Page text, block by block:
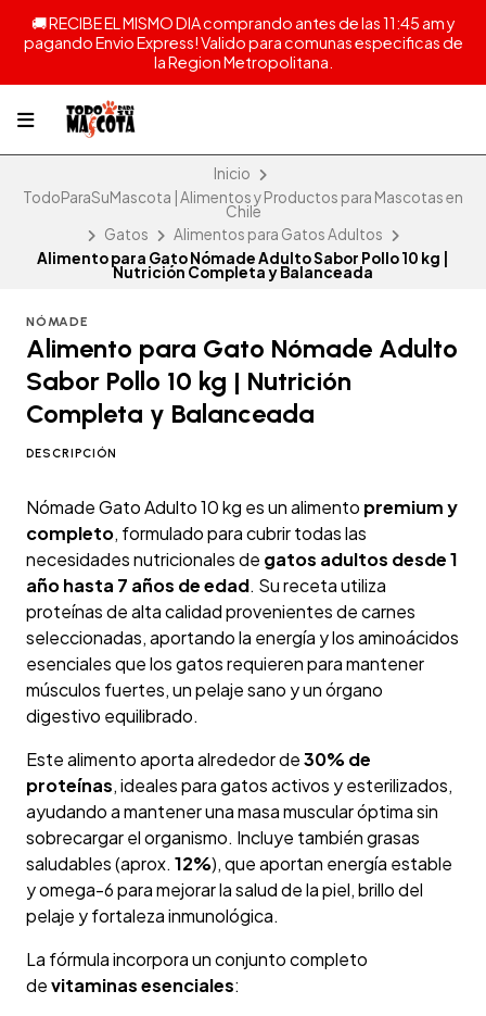
🚚 RECIBE EL MISMO DIA comprando antes de las 11:45 am y
pagando Envio Express! Valido para comunas especificas de
la Region Metropolitana.
Inicio
TodoParaSuMascota | Alimentos y Productos para Mascotas en
Chile
Gatos
Alimentos para Gatos Adultos
Alimento para Gato Nómade Adulto Sabor Pollo 10 kg |
Nutrición Completa y Balanceada
NÓMADE
Alimento para Gato Nómade Adulto
Sabor Pollo 10 kg | Nutrición
Completa y Balanceada
DESCRIPCIÓN
Nómade Gato Adulto 10 kg es un alimento premium y
completo, formulado para cubrir todas las
necesidades nutricionales de gatos adultos desde 1
año hasta 7 años de edad. Su receta utiliza
proteínas de alta calidad provenientes de carnes
seleccionadas, aportando la energía y los aminoácidos
esenciales que los gatos requieren para mantener
músculos fuertes, un pelaje sano y un órgano
digestivo equilibrado.
Este alimento aporta alrededor de30% de
proteínas, ideales para gatos activos y esterilizados,
ayudando a mantener una masa muscular óptima sin
sobrecargar el organismo. Incluye también grasas
saludables (aprox. 12%), que aportan energía estable
y omega-6 para mejorar la salud de la piel, brillo del
pelaje y fortaleza inmunológica.
La fórmula incorpora un conjunto completo
devitaminas esenciales: